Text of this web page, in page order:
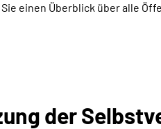
einen Überblick über alle
der